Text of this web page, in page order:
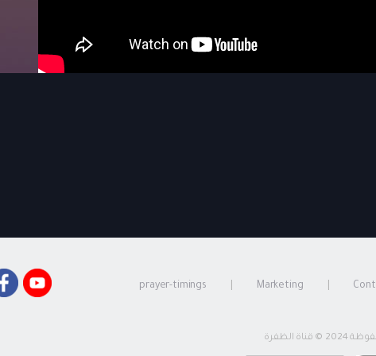
Marketing
prayer-timings
الظفرة